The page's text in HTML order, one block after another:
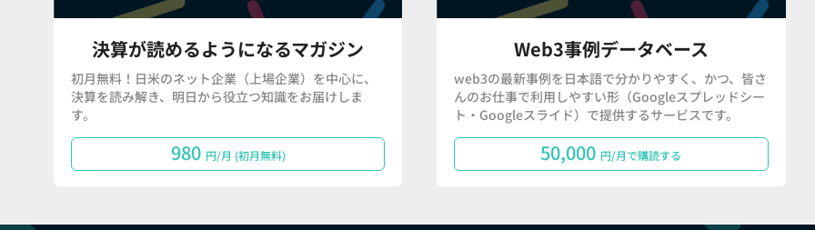
決算が読めるようになるマガジン
初月無料！日米のネット企業（上場企業）を中心に、
決算を読み解き、明日から役立つ知識をお届けしま
す。
980 円/月 (初月無料)
Web3事例データベース
web3の最新事例を日本語で分かりやすく、かつ、皆さ
んのお仕事で利用しやすい形（Googleスプレッドシー
ト・Googleスライド）で提供するサービスです。
50,000 円/月で購読する